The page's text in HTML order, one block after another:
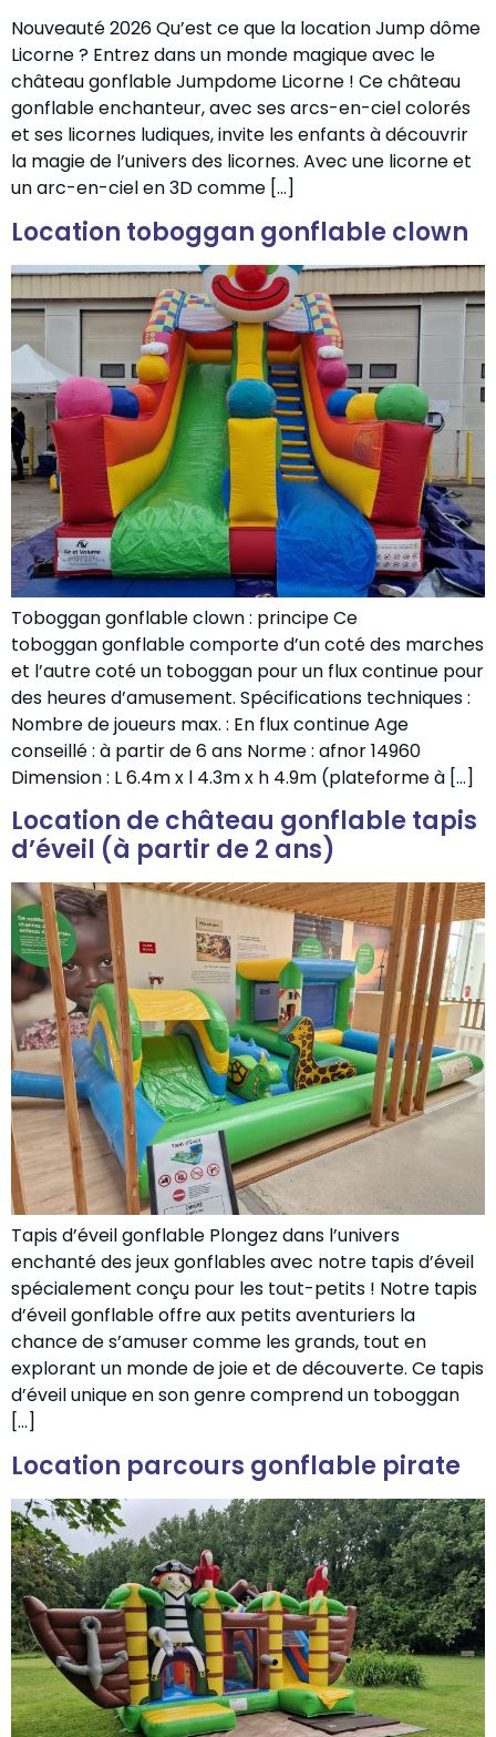
Nouveauté 2026 Qu’est ce que la location Jump dôme
Licorne ? Entrez dans un monde magique avec le
château gonflable Jumpdome Licorne ! Ce château
gonflable enchanteur, avec ses arcs-en-ciel colorés
et ses licornes ludiques, invite les enfants à découvrir
la magie de l’univers des licornes. Avec une licorne et
un arc-en-ciel en 3D comme […]
Location toboggan gonflable clown
Toboggan gonflable clown : principe Ce
toboggan gonflable comporte d’un coté des marches
et l’autre coté un toboggan pour un flux continue pour
des heures d’amusement. Spécifications techniques :
Nombre de joueurs max. : En flux continue Age
conseillé : à partir de 6 ans Norme : afnor 14960
Dimension : L 6.4m x l 4.3m x h 4.9m (plateforme à […]
Location de château gonflable tapis
d’éveil (à partir de 2 ans)
Tapis d’éveil gonflable Plongez dans l’univers
enchanté des jeux gonflables avec notre tapis d’éveil
spécialement conçu pour les tout-petits ! Notre tapis
d’éveil gonflable offre aux petits aventuriers la
chance de s’amuser comme les grands, tout en
explorant un monde de joie et de découverte. Ce tapis
d’éveil unique en son genre comprend un toboggan
[…]
Location parcours gonflable pirate